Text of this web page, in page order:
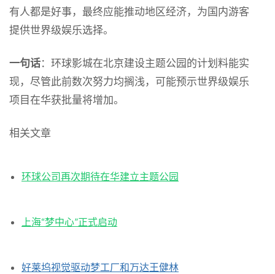
有人都是好事，最终应能推动地区经济，为国内游客
提供世界级娱乐选择。
一句话：环球影城在北京建设主题公园的计划料能实
现，尽管此前数次努力均搁浅，可能预示世界级娱乐
项目在华获批量将增加。
相关文章
环球公司再次期待在华建立主题公园
上海“梦中心”正式启动
好莱坞视觉驱动梦工厂和万达王健林